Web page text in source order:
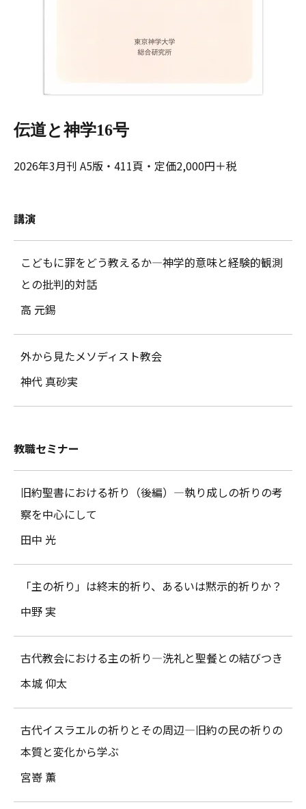
伝道と神学16号
2026年3月刊 A5版・411頁・定価2,000円＋税
講演
こどもに罪をどう教えるか―神学的意味と経験的観測
との批判的対話
高 元錫
外から見たメソディスト教会
神代 真砂実
教職セミナー
旧約聖書における祈り（後編）―執り成しの祈りの考
察を中心にして
田中 光
「主の祈り」は終末的祈り、あるいは黙示的祈りか？
中野 実
古代教会における主の祈り―洗礼と聖餐との結びつき
本城 仰太
古代イスラエルの祈りとその周辺―旧約の民の祈りの
本質と変化から学ぶ
宮嵜 薫